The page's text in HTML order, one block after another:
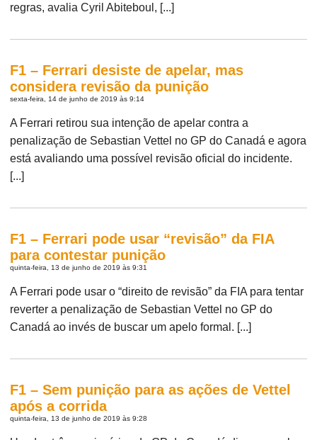
regras, avalia Cyril Abiteboul, [...]
F1 – Ferrari desiste de apelar, mas
considera revisão da punição
sexta-feira, 14 de junho de 2019 às 9:14
A Ferrari retirou sua intenção de apelar contra a
penalização de Sebastian Vettel no GP do Canadá e agora
está avaliando uma possível revisão oficial do incidente.
[...]
F1 – Ferrari pode usar “revisão” da FIA
para contestar punição
quinta-feira, 13 de junho de 2019 às 9:31
A Ferrari pode usar o “direito de revisão” da FIA para tentar
reverter a penalização de Sebastian Vettel no GP do
Canadá ao invés de buscar um apelo formal. [...]
F1 – Sem punição para as ações de Vettel
após a corrida
quinta-feira, 13 de junho de 2019 às 9:28